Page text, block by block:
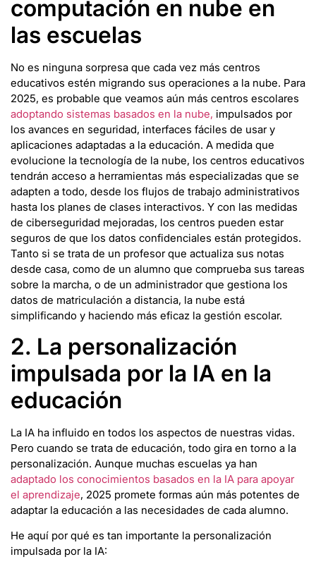
computación en nube en
las escuelas
No es ninguna sorpresa que cada vez más centros
educativos estén migrando sus operaciones a la nube. Para
2025, es probable que veamos aún más centros escolares
adoptando sistemas basados en la nube, impulsados por
los avances en seguridad, interfaces fáciles de usar y
aplicaciones adaptadas a la educación. A medida que
evolucione la tecnología de la nube, los centros educativos
tendrán acceso a herramientas más especializadas que se
adapten a todo, desde los flujos de trabajo administrativos
hasta los planes de clases interactivos. Y con las medidas
de ciberseguridad mejoradas, los centros pueden estar
seguros de que los datos confidenciales están protegidos.
Tanto si se trata de un profesor que actualiza sus notas
desde casa, como de un alumno que comprueba sus tareas
sobre la marcha, o de un administrador que gestiona los
datos de matriculación a distancia, la nube está
simplificando y haciendo más eficaz la gestión escolar.
2. La personalización
impulsada por la IA en la
educación
La IA ha influido en todos los aspectos de nuestras vidas.
Pero cuando se trata de educación, todo gira en torno a la
personalización. Aunque muchas escuelas ya han
adaptado los conocimientos basados en la IA para apoyar
el aprendizaje, 2025 promete formas aún más potentes de
adaptar la educación a las necesidades de cada alumno.
He aquí por qué es tan importante la personalización
impulsada por la IA: